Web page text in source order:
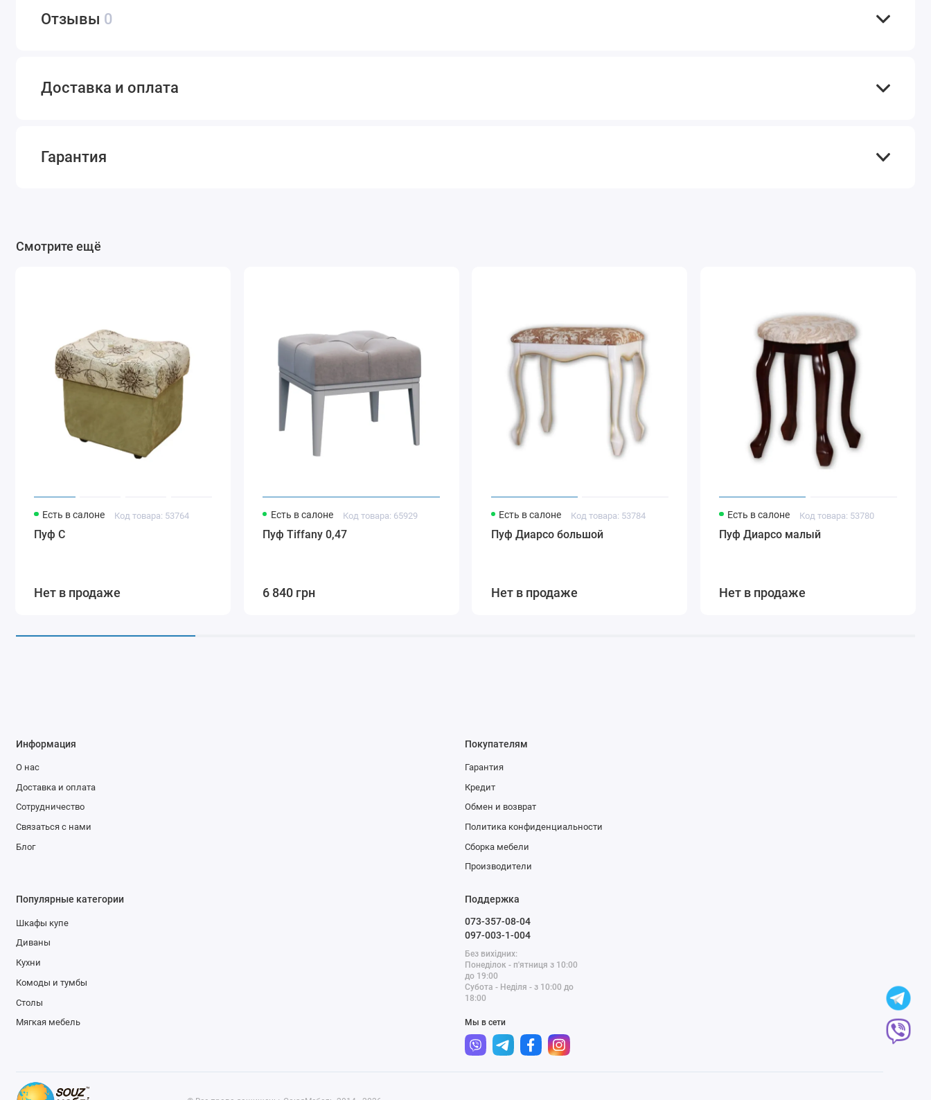
Отзывы 0
Доставка и оплата
Гарантия
Смотрите ещё
Есть в салоне Код товара: 53764
Пуф С
Нет в продаже
Есть в салоне Код товара: 65929
Пуф Tiffany 0,47
6 840 грн
Есть в салоне Код товара: 53784
Пуф Диарсо большой
Нет в продаже
Есть в салоне Код товара: 53780
Пуф Диарсо малый
Нет в продаже
Информация
О нас
Доставка и оплата
Сотрудничество
Связаться с нами
Блог
Покупателям
Гарантия
Кредит
Обмен и возврат
Политика конфиденциальности
Сборка мебели
Производители
Популярные категории
Шкафы купе
Диваны
Кухни
Комоды и тумбы
Столы
Мягкая мебель
Поддержка
073-357-08-04
097-003-1-004
Без вихідних:
Понеділок - п'ятниця з 10:00
до 19:00
Субота - Неділя - з 10:00 до
18:00
Мы в сети